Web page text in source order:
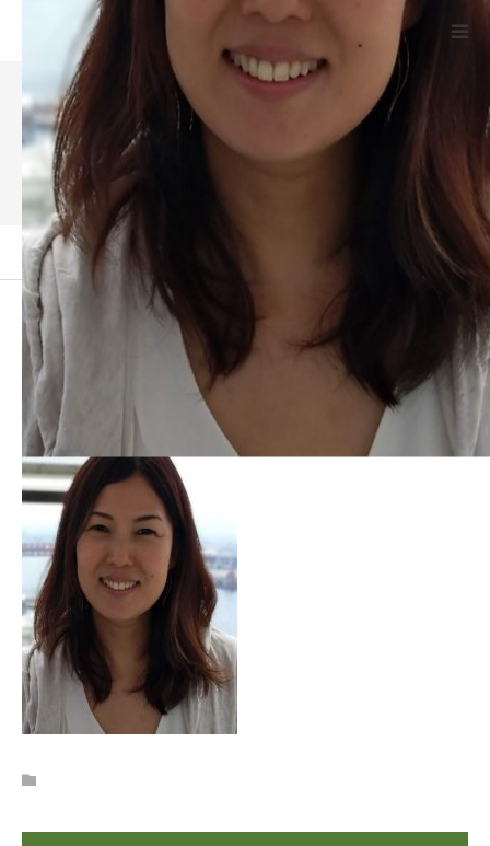
Powered by Translate
講師紹介
紹介
sato yuko5
Đăng ký thành viên
Giáo viên
Liên hệ với chúng tôi